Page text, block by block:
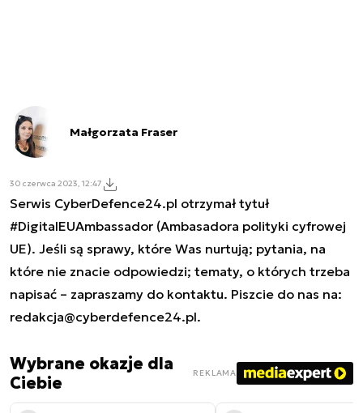
Małgorzata Fraser
30 czerwca 2023, 12:47
Serwis CyberDefence24.pl otrzymał tytuł
#DigitalEUAmbassador (Ambasadora polityki cyfrowej
UE). Jeśli są sprawy, które Was nurtują; pytania, na
które nie znacie odpowiedzi; tematy, o których trzeba
napisać – zapraszamy do kontaktu. Piszcie do nas na:
redakcja@cyberdefence24.pl.
Wybrane okazje dla
Ciebie
REKLAMA